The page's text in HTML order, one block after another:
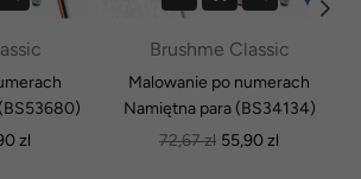
zl
Brushme Classic
Malowanie po numerach
Namiętna para (BS34134)
Normalna
72,67 zl 55,90 zl